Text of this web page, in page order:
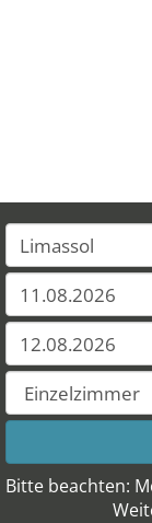
Bitte beachten: